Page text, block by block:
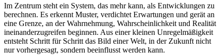
Im Zentrum steht ein System, das mehr kann, als Entwicklungen zu
berechnen. Es erkennt Muster, verdichtet Erwartungen und gerät an
eine Grenze, an der Wahrnehmung, Wahrscheinlichkeit und Realität
ineinanderzugreifen beginnen. Aus einer kleinen Unregelmäßigkeit
entsteht Schritt für Schritt das Bild einer Welt, in der Zukunft nicht
nur vorhergesagt, sondern beeinflusst werden kann.